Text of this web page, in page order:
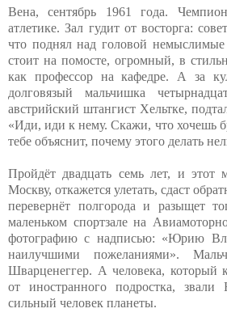
Вена, сентябрь 1961 года.
атлетике. Зал гудит от восторга:
что поднял над головой
стоит на помосте, огромный, в
как профессор на кафедре. А за
долговязый мальчишка
австрийский штангист Хельтке,
«Иди, иди к нему. Скажи, что хочешь
тебе объяснит, почему этого делать
Пройдёт двадцать семь лет, и этот
Москву, откажется улетать, сдаст
перевернёт полгорода и разыщет
маленьком спортзале на
фотографию с надписью: «Юрию
наилучшими пожеланиями».
Шварценеггер. А человека, который
от иностранного подростка,
сильный человек планеты.